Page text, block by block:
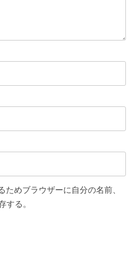
ためブラウザーに自分の名前、
する。